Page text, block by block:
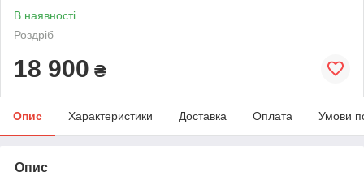
В наявності
Роздріб
18 900 ₴
Опис Характеристики Доставка Оплата Умови
Опис